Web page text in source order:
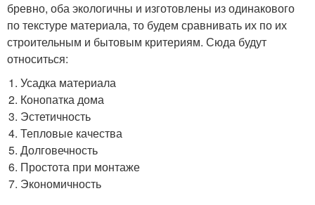
бревно, оба экологичны и изготовлены из одинакового
по текстуре материала, то будем сравнивать их по их
строительным и бытовым критериям. Сюда будут
относиться:
Усадка материала
Конопатка дома
Эстетичность
Тепловые качества
Долговечность
Простота при монтаже
Экономичность